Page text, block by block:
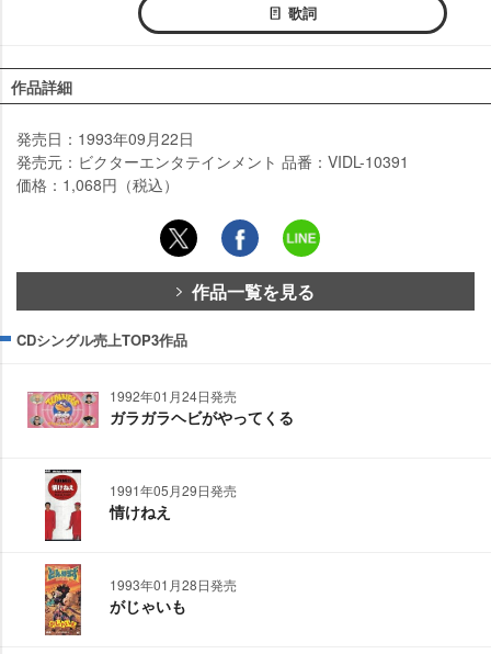
歌詞
作品詳細
発売日：1993年09月22日
発売元：ビクターエンタテインメント 品番：VIDL-10391
価格：1,068円（税込）
作品一覧を見る
CDシングル売上TOP3作品
1992年01月24日発売
ガラガラヘビがやってくる
1991年05月29日発売
情けねえ
1993年01月28日発売
がじゃいも